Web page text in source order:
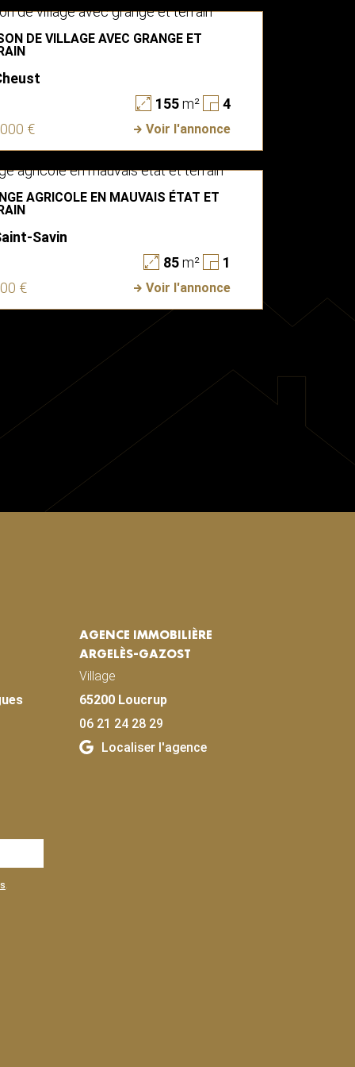
DE VILLAGE AVEC GRANGE ET
155m²
4
€
Voir l'annonce
AGRICOLE EN MAUVAIS ÉTAT ET
Savin
85m²
1
€
Voir l'annonce
AGENCE IMMOBILIÈRE
ARGELÈS-GAZOST
Village
65200 Loucrup
06 21 24 28 29
Localiser l'agence
.